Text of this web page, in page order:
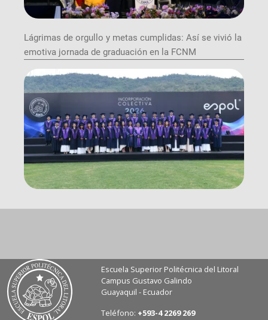
Lágrimas de orgullo y metas cumplidas: Así se vivió la
emotiva jornada de graduación en la FCNM
Escuela Superior Politécnica del Litoral
Campus Gustavo Galindo
Guayaquil - Ecuador
Teléfono: +593-4 2269 269